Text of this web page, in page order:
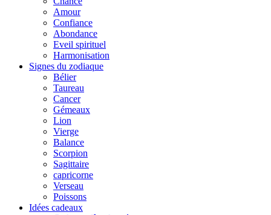
Amour
Confiance
Abondance
Eveil spirituel
Harmonisation
Signes du zodiaque
Bélier
Taureau
Cancer
Gémeaux
Lion
Vierge
Balance
Scorpion
Sagittaire
capricorne
Verseau
Poissons
Idées cadeaux